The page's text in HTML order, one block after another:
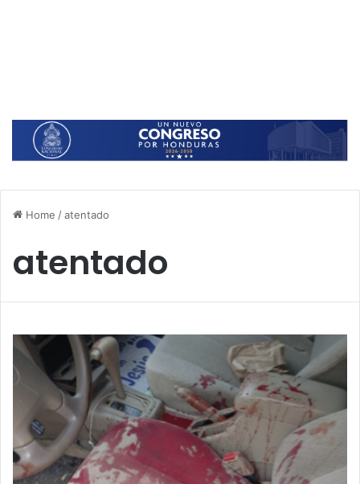
Home /atentado
atentado